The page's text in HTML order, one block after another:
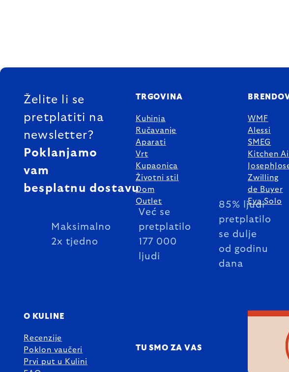
FOOTER
Želite li se
pretplatiti na
newsletter?
Poklanjamo
vam
besplatnu dostavu
Maksimalno
2x tjedno
Već se
pretplatilo
177 000
ljudi
85% ljudi
pretplatilo
se dulje
od godinu
dana
TRGOVINA
Kuhinja
Ručavanje
Aparati
Vrt
Kupaonica
Životni stil
Dom
Outlet
WMF
Alessi
SMEG
Kitchen
Zwilling
de Buyer
Eva Solo
O KULINE
Recenzije
Poklon vaučeri
Prvi put u Kulini
TU SMO ZA VAS